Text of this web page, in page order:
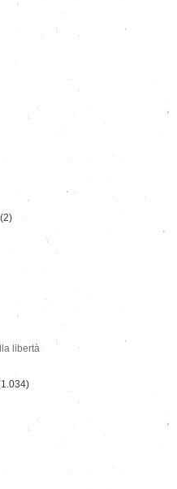
(2)
libertà